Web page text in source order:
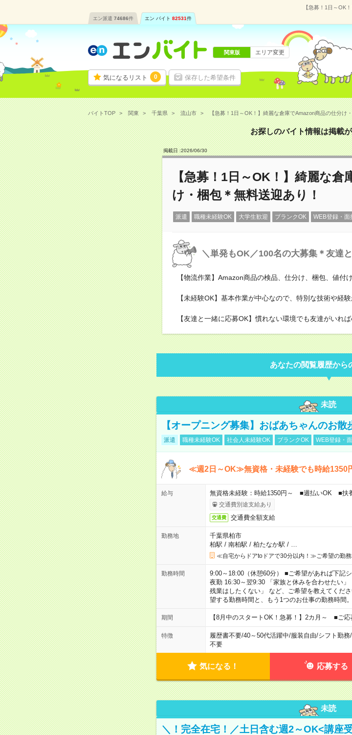
【急募！1日～OK
エン派遣 74686件 エン バイト 82531件
気になるリスト 0 保存した希望条件
関東版 エリア変更
バイトTOP 関東 千葉県 流山市 【急募！1日～OK！】綺麗な倉庫でAmazon商品の仕分け
お探しのバイト情報は掲載
掲載日 :2026/06/30
【急募！1日～OK！】綺麗な
け・梱包＊無料送迎あり！
派遣 職種未経験OK 大学生歓迎 ブランクOK WEB登録・面
＼単発もOK／100名の大募集＊友達
【物流作業】Amazon商品の検品、仕分け、梱包、値付
【未経験OK】基本作業が中心なので、特別な技術や経
【友達と一緒に応募OK】慣れない環境でも友達がいれ
あなたの閲覧履歴から
未読
【オープニング募集】おばあちゃんのお
派遣 職種未経験OK 社会人未経験OK ブランクOK WEB登録・
≪週2日～OK≫無資格・未経験でも時給1350
給与 無資格未経験：時給1350円～ ■週払いOK ■扶
交通費別途支給あり
交通費 交通費全額支給
勤務地
千葉県柏市
柏駅 / 南柏駅 / 柏たなか駅 /
≪自宅からドアtoドアで30分以内！≫ご希望の勤務
勤務時間
9:00～18:00（休憩60分） ■ご希望があれば下記
夜勤 16:30～翌9:30 「家族と休みを合わせたい
残業はしたくない」 など、ご希望を教えてくだ
望する勤務時間と、もう1つのお仕事の勤務時間
期間 【8月中のスタートOK！急募！】2カ月～ ■ご
特徴 履歴書不要/40～50代活躍中/服装自由/シフト勤務/
不要
気になる！ 応募する
未読
＼！完全在宅！／土日含む週2～OK<講座